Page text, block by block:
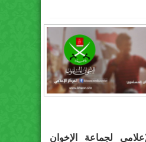
لجماعة الإخوان